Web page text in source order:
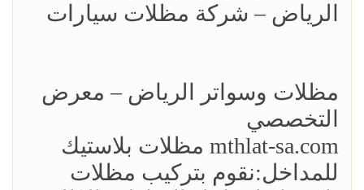
الرياض – شركة مظلات سيارات
مظلات وسواتر الرياض – معرض
التخصصي
mthlat-sa.com مظلات بلاستيك
للمداخل:نقوم بتركيب مظلات